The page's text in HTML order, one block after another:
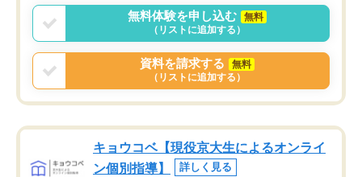
無料体験を申し込む
無料
（リストに追加する）
資料を請求する
無料
（リストに追加する）
キョウコベ【現役京大生によるオンライ
ン個別指導】
詳しく見る